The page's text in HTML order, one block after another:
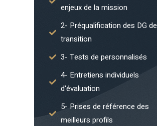
enjeux de la mission
2- Préqualification des DG de
transition
3- Tests de personnalisés
4- Entretiens individuels
d'évaluation
5- Prises de référence des
meilleurs profils